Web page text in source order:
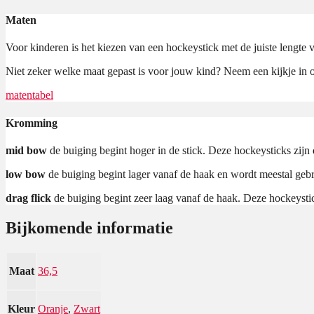
Maten
Voor kinderen is het kiezen van een hockeystick met de juiste
Niet zeker welke maat gepast is voor jouw kind? Neem een kijkje in
matentabel
Kromming
mid bow de buiging begint hoger in de stick. Deze hockeysticks
low bow de buiging begint lager vanaf de haak en wordt meestal
drag flick de buiging begint zeer laag vanaf de haak. Deze
Bijkomende informatie
Maat 36,5
Kleur Oranje, Zwart